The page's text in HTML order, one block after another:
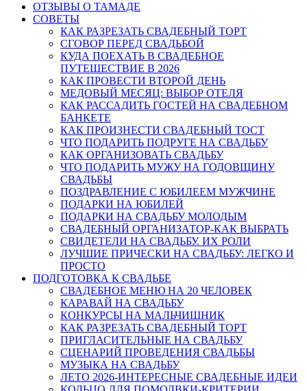
ОТЗЫВЫ О ТАМАДЕ
СОВЕТЫ
КАК РАЗРЕЗАТЬ СВАДЕБНЫЙ ТОРТ
СГОВОР ПЕРЕД СВАДЬБОЙ
КУДА ПОЕХАТЬ В СВАДЕБНОЕ
ПУТЕШЕСТВИЕ В 2026
КАК ПРОВЕСТИ ВТОРОЙ ДЕНЬ
МЕДОВЫЙ МЕСЯЦ: ВЫБОР ОТЕЛЯ
КАК РАССАДИТЬ ГОСТЕЙ НА СВАДЕБНОМ
БАНКЕТЕ
КАК ПРОИЗНЕСТИ СВАДЕБНЫЙ ТОСТ
ЧТО ПОДАРИТЬ ПОДРУГЕ НА СВАДЬБУ
КАК ОРГАНИЗОВАТЬ СВАДЬБУ
ЧТО ПОДАРИТЬ МУЖУ НА ГОДОВЩИНУ
СВАДЬБЫ
ПОЗДРАВЛЕНИЕ С ЮБИЛЕЕМ МУЖЧИНЕ
ПОДАРКИ НА ЮБИЛЕЙ
ПОДАРКИ НА СВАДЬБУ МОЛОДЫМ
СВАДЕБНЫЙ ОРГАНИЗАТОР-КАК ВЫБРАТЬ
СВИДЕТЕЛИ НА СВАДЬБУ. ИХ РОЛИ
ЛУЧШИЕ ПРИЧЕСКИ НА СВАДЬБУ: ЛЕГКО И
ПРОСТО
ПОДГОТОВКА К СВАДЬБЕ
СВАДЕБНОЕ МЕНЮ НА 20 ЧЕЛОВЕК
КАРАВАЙ НА СВАДЬБУ
КОНКУРСЫ НА МАЛЬЧИШНИК
КАК РАЗРЕЗАТЬ СВАДЕБНЫЙ ТОРТ
ПРИГЛАСИТЕЛЬНЫЕ НА СВАДЬБУ
СЦЕНАРИЙ ПРОВЕДЕНИЯ СВАДЬБЫ
МУЗЫКА НА СВАДЬБУ
ЛЕТО 2026-ИНТЕРЕСНЫЕ СВАДЕБНЫЕ ИДЕИ